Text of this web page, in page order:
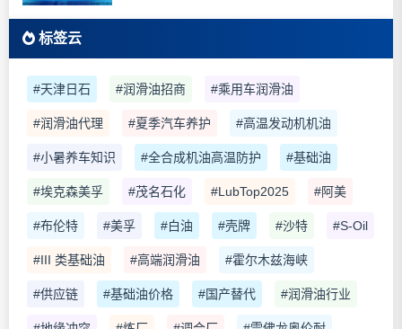
标签云
#天津日石 #润滑油招商 #乘用车润滑油
#润滑油代理 #夏季汽车养护 #高温发动机机油
#小暑养车知识 #全合成机油高温防护 #基础油
#埃克森美孚 #茂名石化 #LubTop2025 #阿美
#布伦特 #美孚 #白油 #壳牌 #沙特 #S-Oil
#III 类基础油 #高端润滑油 #霍尔木兹海峡
#供应链 #基础油价格 #国产替代 #润滑油行业